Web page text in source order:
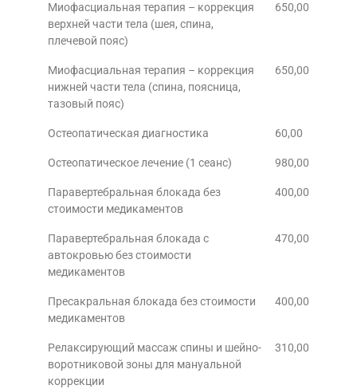
Миофасциальная терапия – коррекция
верхней части тела (шея, спина,
плечевой пояс)
650,00
Миофасциальная терапия – коррекция
нижней части тела (спина, поясница,
тазовый пояс)
650,00
Остеопатическая диагностика 60,00
Остеопатическое лечение (1 сеанс) 980,00
Паравертебральная блокада без
стоимости медикаментов
400,00
Паравертебральная блокада с
автокровью без стоимости
медикаментов
470,00
Пресакральная блокада без стоимости
медикаментов
400,00
Релаксирующий массаж спины и шейно-
воротниковой зоны для мануальной
коррекции
310,00